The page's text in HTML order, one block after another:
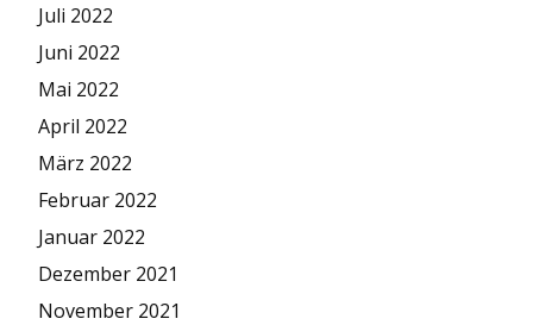
Juli 2022
Juni 2022
Mai 2022
April 2022
März 2022
Februar 2022
Januar 2022
Dezember 2021
November 2021